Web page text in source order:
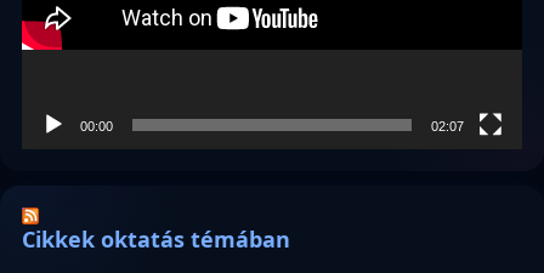
00:00 02:07
Cikkek oktatás témában